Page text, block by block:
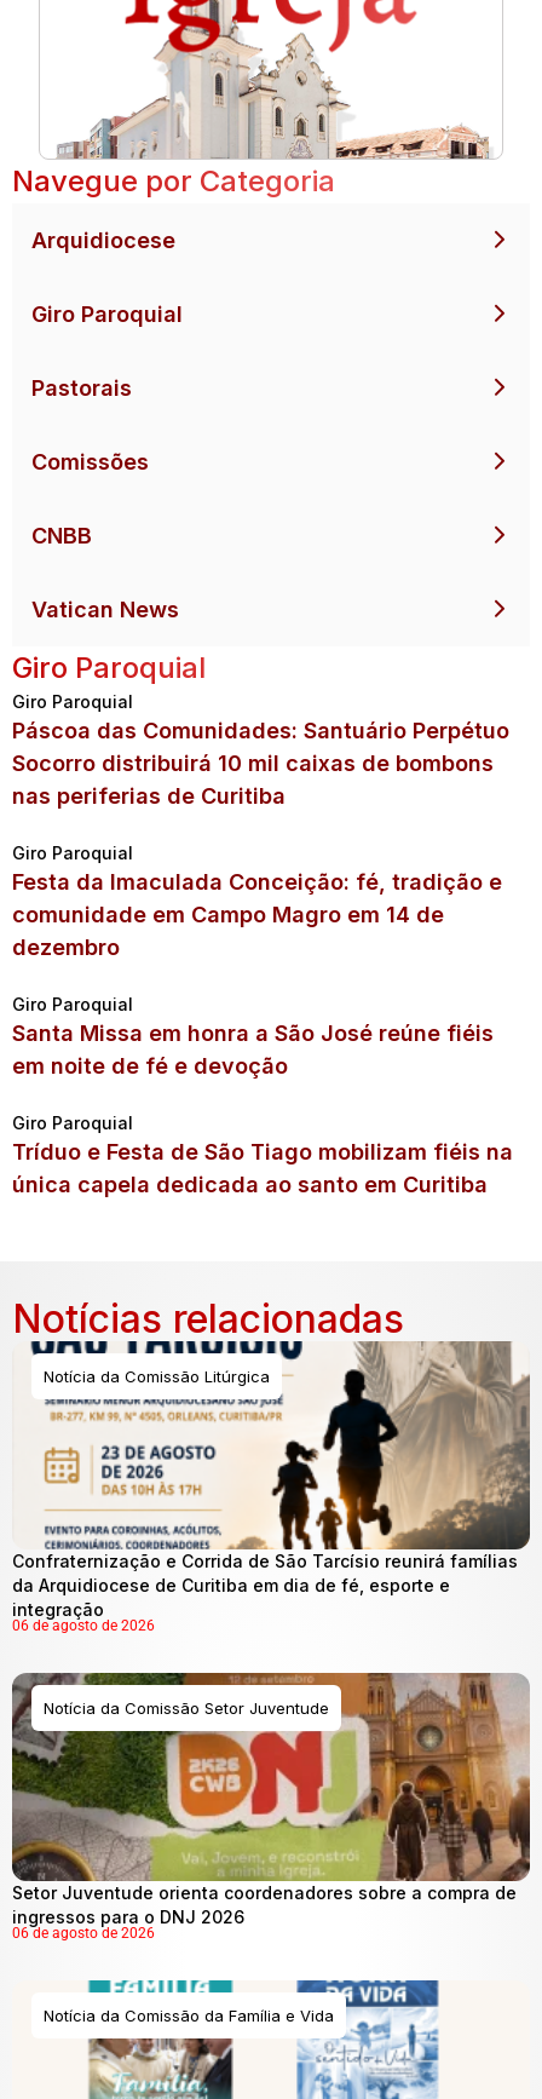
Navegue por Categoria
Arquidiocese
Giro Paroquial
Pastorais
Comissões
CNBB
Vatican News
Giro Paroquial
Giro Paroquial
Páscoa das Comunidades: Santuário Perpétuo
Socorro distribuirá 10 mil caixas de bombons
nas periferias de Curitiba
Giro Paroquial
Festa da Imaculada Conceição: fé, tradição e
comunidade em Campo Magro em 14 de
dezembro
Giro Paroquial
Santa Missa em honra a São José reúne fiéis
em noite de fé e devoção
Giro Paroquial
Tríduo e Festa de São Tiago mobilizam fiéis na
única capela dedicada ao santo em Curitiba
Notícias relacionadas
Notícia da Comissão Litúrgica
Confraternização e Corrida de São Tarcísio reunirá famílias
da Arquidiocese de Curitiba em dia de fé, esporte e
integração
06 de agosto de 2026
Notícia da Comissão Setor Juventude
Setor Juventude orienta coordenadores sobre a compra de
ingressos para o DNJ 2026
06 de agosto de 2026
Notícia da Comissão da Família e Vida